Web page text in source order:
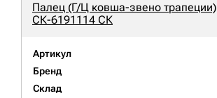
Палец (Г/Ц ковша-звено трапеции)
СК-6191114 СК
Артикул
Бренд
Склад